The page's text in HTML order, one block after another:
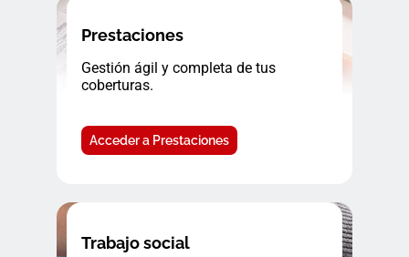
Prestaciones
Gestión ágil y completa de tus
coberturas.
Acceder a Prestaciones
Trabajo social